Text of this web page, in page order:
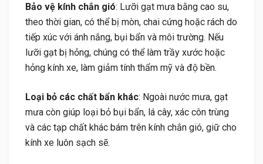
Bảo vệ kính chắn gió: Lưỡi gạt mưa bằng cao su,
theo thời gian, có thể bị mòn, chai cứng hoặc rách do
tiếp xúc với ánh nắng, bụi bẩn và môi trường. Nếu
lưỡi gạt bị hỏng, chúng có thể làm trầy xước hoặc
hỏng kính xe, làm giảm tính thẩm mỹ và độ bền.
Loại bỏ các chất bẩn khác: Ngoài nước mưa, gạt
mưa còn giúp loại bỏ bụi bẩn, lá cây, xác côn trùng
và các tạp chất khác bám trên kính chắn gió, giữ cho
kính xe luôn sạch sẽ.